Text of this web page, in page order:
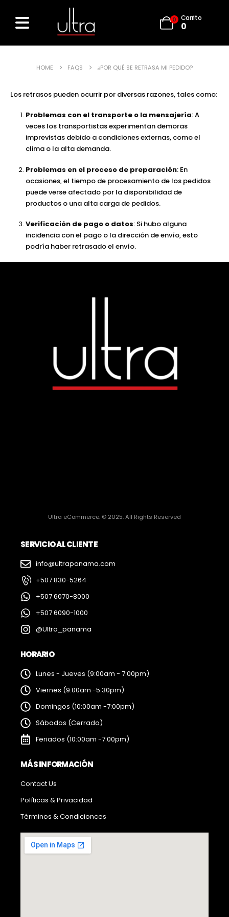
0 Carrito
0
HOME FAQS ¿POR QUÉ SE RETRASA MI PEDIDO?
Los retrasos pueden ocurrir por diversas razones, tales como:
Problemas con el transporte o la mensajería: A
veces los transportistas experimentan demoras
imprevistas debido a condiciones externas, como el
clima o la alta demanda.
Problemas en el proceso de preparación: En
ocasiones, el tiempo de procesamiento de los pedidos
puede verse afectado por la disponibilidad de
productos o una alta carga de pedidos.
Verificación de pago o datos: Si hubo alguna
incidencia con el pago o la dirección de envío, esto
podría haber retrasado el envío.
Ultra eCommerce. © 2025. All Rights Reserved
SERVICIO AL CLIENTE
info@ultrapanama.com
+507 830-5264
+507 6070-8000
+507 6090-1000
@Ultra_panama
HORARIO
Lunes - Jueves (9:00am - 7:00pm)
Viernes (9:00am -5:30pm)
Domingos (10:00am -7:00pm)
Sábados (Cerrado)
Feriados (10:00am -7:00pm)
MÁS INFORMACIÓN
Contact Us
Políticas & Privacidad
Términos & Condicionces